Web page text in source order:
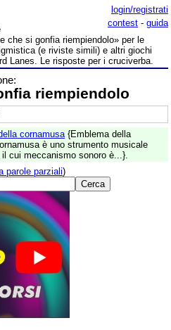
login/registrati
contest - guida
che si gonfia riempiendolo» per le
(e riviste simili) e altri giochi
Lanes. Le risposte per i cruciverba.
riempiendolo
cornamusa {Emblema della
è uno strumento musicale
cui meccanismo sonoro è...}.
parole parziali)